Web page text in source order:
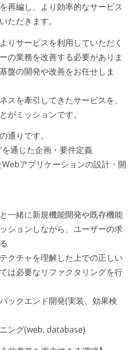
再編し、より効率的なサービス
ただきます。
りサービスを利用していただく
の業務を改善する必要がありま
盤の開発や改善をお任せしま
スを牽引してきたサービスを、
がミッションです。
通りです。
通じた企画・要件定義
アプリケーションの設計・開
一緒に新規機能開発や既存機能
ションしながら、ユーザーの求
クチャを理解した上での正しい
は必要なリファクタリングを行
ックエンド開発(実装、効果検
ング(web, database)